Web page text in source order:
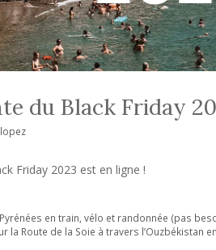
du Black Friday
Friday 2023 est en ligne !
en train, vélo et randonnée (pas
la Route de la Soie à travers l’Ouzbékistan